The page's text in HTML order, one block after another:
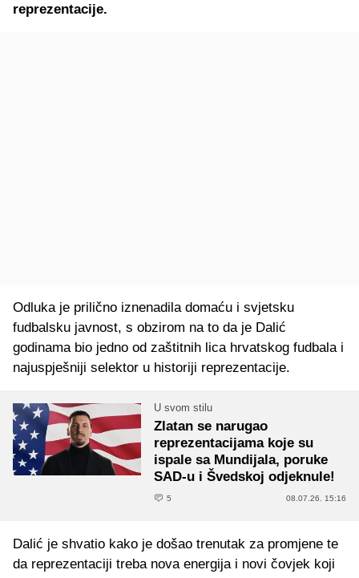
reprezentacije.
Odluka je prilično iznenadila domaću i svjetsku
fudbalsku javnost, s obzirom na to da je Dalić
godinama bio jedno od zaštitnih lica hrvatskog fudbala i
najuspješniji selektor u historiji reprezentacije.
U svom stilu
Zlatan se narugao
reprezentacijama koje su
ispale sa Mundijala, poruke
SAD-u i Švedskoj odjeknule!
5 08.07.26. 15:16
Dalić je shvatio kako je došao trenutak za promjene te
da reprezentaciji treba nova energija i novi čovjek koji